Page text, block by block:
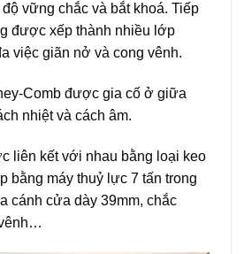
vững chắc và bắt khoá. Tiếp
được xếp thành nhiều lớp
việc giãn nở và cong vênh.
Comb được gia cố ở giữa
nhiệt và cách âm.
liên kết với nhau bằng loại keo
bằng máy thuỷ lực 7 tấn trong
cánh cửa dày 39mm, chắc